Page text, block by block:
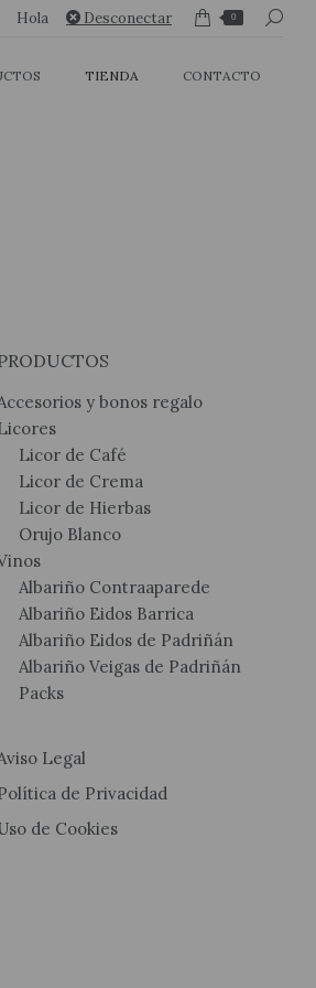
Hola Desconectar 0 Buscar:
TIENDA CONTACTO
y bonos regalo
Licor de Café
Licor de Crema
Licor de Hierbas
Orujo Blanco
Albariño Contraaparede
Albariño Eidos Barrica
Albariño Eidos de Padriñán
Albariño Veigas de Padriñán
Packs
Legal
de Privacidad
de Cookies